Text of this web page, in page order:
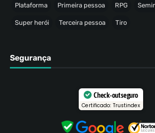
Plataforma Primeira pessoa RPG
Super herói Terceira pessoa Tiro
Segurança
Check-out seguro
Certificado: Trustindex